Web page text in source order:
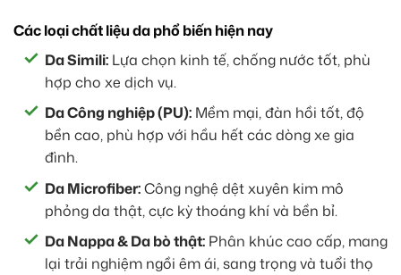
Các loại chất liệu da phổ biến hiện nay
Da Simili: Lựa chọn kinh tế, chống nước tốt, phù
hợp cho xe dịch vụ.
Da Công nghiệp (PU): Mềm mại, đàn hồi tốt, độ
bền cao, phù hợp với hầu hết các dòng xe gia
đình.
Da Microfiber:Công nghệ dệt xuyên kim mô
phỏng da thật, cực kỳ thoáng khí và bền bỉ.
Da Nappa & Da bò thật: Phân khúc cao cấp, mang
lại trải nghiệm ngồi êm ái, sang trọng và tuổi thọ